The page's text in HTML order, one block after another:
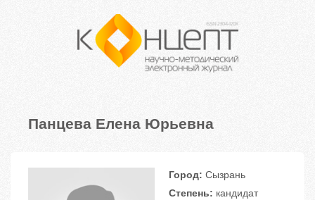
Панцева Елена Юрьевна
Город: Сызрань
Степень: кандидат